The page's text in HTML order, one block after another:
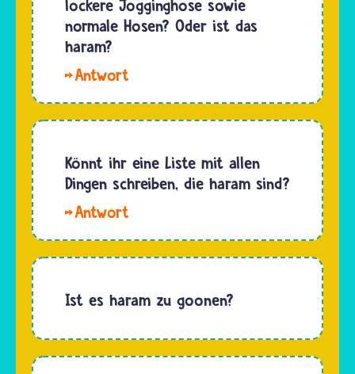
ist.
Haram
manche
Lebensmittel
und…
lockere Jogginghose sowie
normale Hosen? Oder ist das
haram?
nach den
des Islam
sollten
sich
Frauen
nicht
sexy
und
vor allem
auf
Könnt ihr eine Liste mit allen
Dingen schreiben, die haram sind?
Im Islam
keine
Liste mit
erlaubten
Ist es haram zu goonen?